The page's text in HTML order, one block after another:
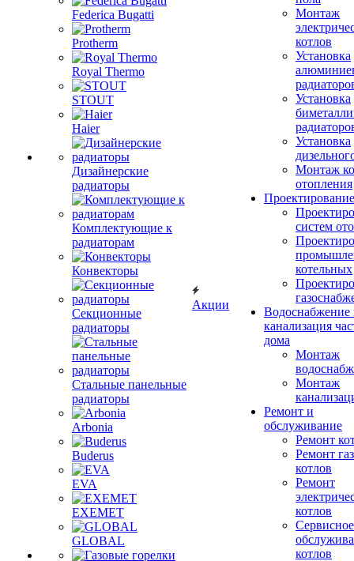
Federica Bugatti
Protherm
Royal Thermo
STOUT
Haier
Дизайнерские
радиаторы
Комплектующие к
радиаторам
Конвекторы
Секционные
радиаторы
Стальные панельные
радиаторы
Arbonia
Buderus
EVA
EXEMET
GLOBAL
Акции
Монтаж
котлов
Установка
Установка
Установка
Монтаж
отопления
Проектирование
систем
котельных
Водоснабжение
канализация
дома
Монтаж
Монтаж
Ремонт и
обслуживание
Ремонт
Ремонт
котлов
Ремонт
котлов
Сервисное
котлов